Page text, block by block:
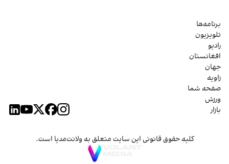
برنامه‌ها
تلویزیون
رادیو
افغانستان
جهان
زاویه
صفحه شما
ورزش
بازار
کلیه حقوق قانونی این سایت متعلق به ولانت‌مدیا است.